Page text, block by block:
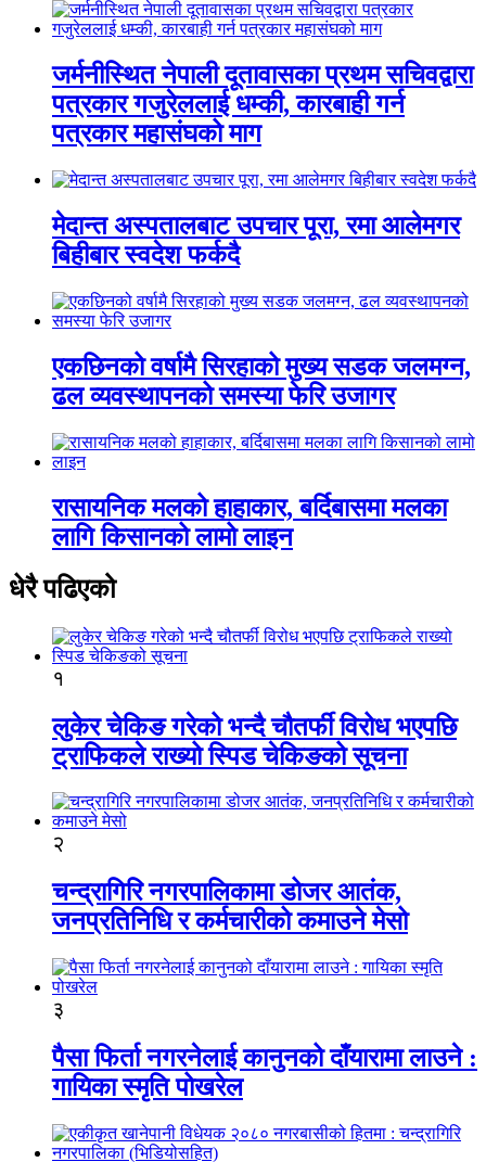
जर्मनीस्थित नेपाली दूतावासका प्रथम सचिवद्वारा
पत्रकार गजुरेललाई धम्की, कारबाही गर्न
पत्रकार महासंघको माग
मेदान्त अस्पतालबाट उपचार पूरा, रमा आलेमगर
बिहीबार स्वदेश फर्कदै
एकछिनको वर्षामै सिरहाको मुख्य सडक जलमग्न,
ढल व्यवस्थापनको समस्या फेरि उजागर
रासायनिक मलको हाहाकार, बर्दिबासमा मलका
लागि किसानको लामो लाइन
धेरै पढिएको
१
लुकेर चेकिङ गरेको भन्दै चौतर्फी विरोध भएपछि
ट्राफिकले राख्यो स्पिड चेकिङको सूचना
२
चन्द्रागिरि नगरपालिकामा डोजर आतंक,
जनप्रतिनिधि र कर्मचारीको कमाउने मेसो
३
पैसा फिर्ता नगरनेलाई कानुनको दाँयारामा लाउने :
गायिका स्‍मृति पोखरेल